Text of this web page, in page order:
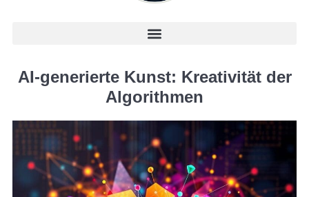
AI-generierte Kunst: Kreativität der
Algorithmen